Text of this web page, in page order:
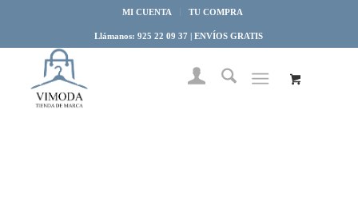
MI CUENTA TU COMPRA
Llámanos: 925 22 09 37 | ENVÍOS GRATIS